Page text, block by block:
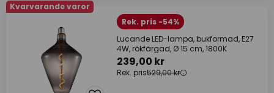
Kvarvarande varor
Rek. pris -54%
Lucande LED-lampa, bukformad, E27
4W, rökfärgad, Ø 15 cm, 1800K
239,00 kr
Rek. pris529,00 kr